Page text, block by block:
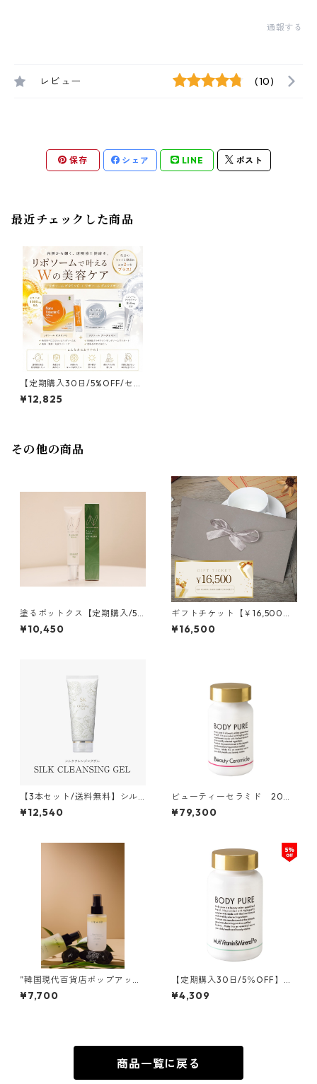
通報する
レビュー (10)
保存 シェア LINE ポスト
最近チェックした商品
【定期購入30日/5%OFF/セッ
ト/送料無料】リポソーム Na
noビタミンC＋Nano白玉
¥12,825
その他の商品
塗るボットクス【定期購入/5%
OFF】NMアイクリーム
¥10,450
ギフトチケット【￥16,500】
送料込
¥16,500
【3本セット/送料無料】シル
ククレンジングゲル
¥12,540
ビューティーセラミド 20個
セット
¥79,300
”韓国現代百貨店ポップアップ
商品”スキン・ボディミストSE
Tマロンローズ/ヴェルデウッ
¥7,700
【定期購入30日/5％OFF】マ
ルチビタミン＆ミネラルプロ
¥4,309
商品一覧に戻る